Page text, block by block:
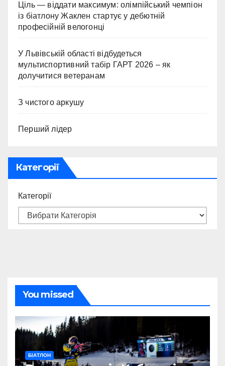
Ціль — віддати максимум: олімпійський чемпіон
із біатлону Жаклен стартує у дебютній
професійній велогонці
У Львівській області відбудеться
мультиспортивний табір ГАРТ 2026 – як
долучитися ветеранам
З чистого аркушу
Перший лідер
Категорії
Категорії
You missed
БІАТЛОН